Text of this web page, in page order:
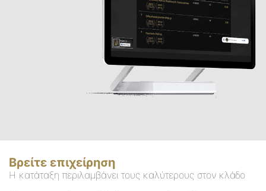
Βρείτε επιχείρηση
Η κατάταξη περιλαμβάνει τους καλύτερους στον κλάδο